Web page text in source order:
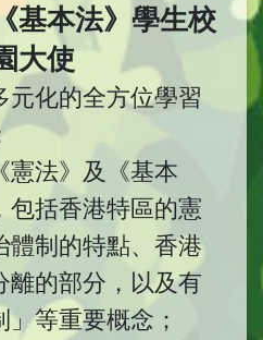
基本法》學生校
大使
元化的全方位學習
憲法》及《基本
包括香港特區的憲
體制的特點、香港
離的部分，以及有
等重要概念；